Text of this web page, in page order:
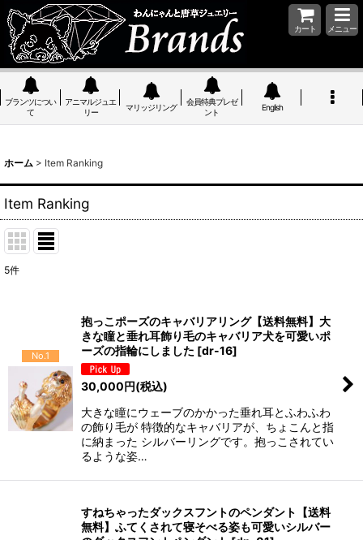
カート メニュー
ブランツについ
て
アニマルジュエ
リー
マリッジリング
会員特典プレゼ
ント
English
ホーム > Item Ranking
Item Ranking
5件
No.1
抱っこポーズのキャバリアリング【送料無料】大
きな瞳と垂れ耳飾り毛のキャバリア犬を可愛いポ
ーズの指輪にしました [dr-16]
30,000円(税込)
大きな瞳にウェーブのかかった垂れ耳とふわふわ
の飾り毛が 特徴的なキャバリアが、ちょこんと指
に納まった シルバーリングです。抱っこされてい
るような姿…
すねちゃったダックスフントのペンダント【送料
無料】ふてくされて寝そべる姿も可愛いシルバー